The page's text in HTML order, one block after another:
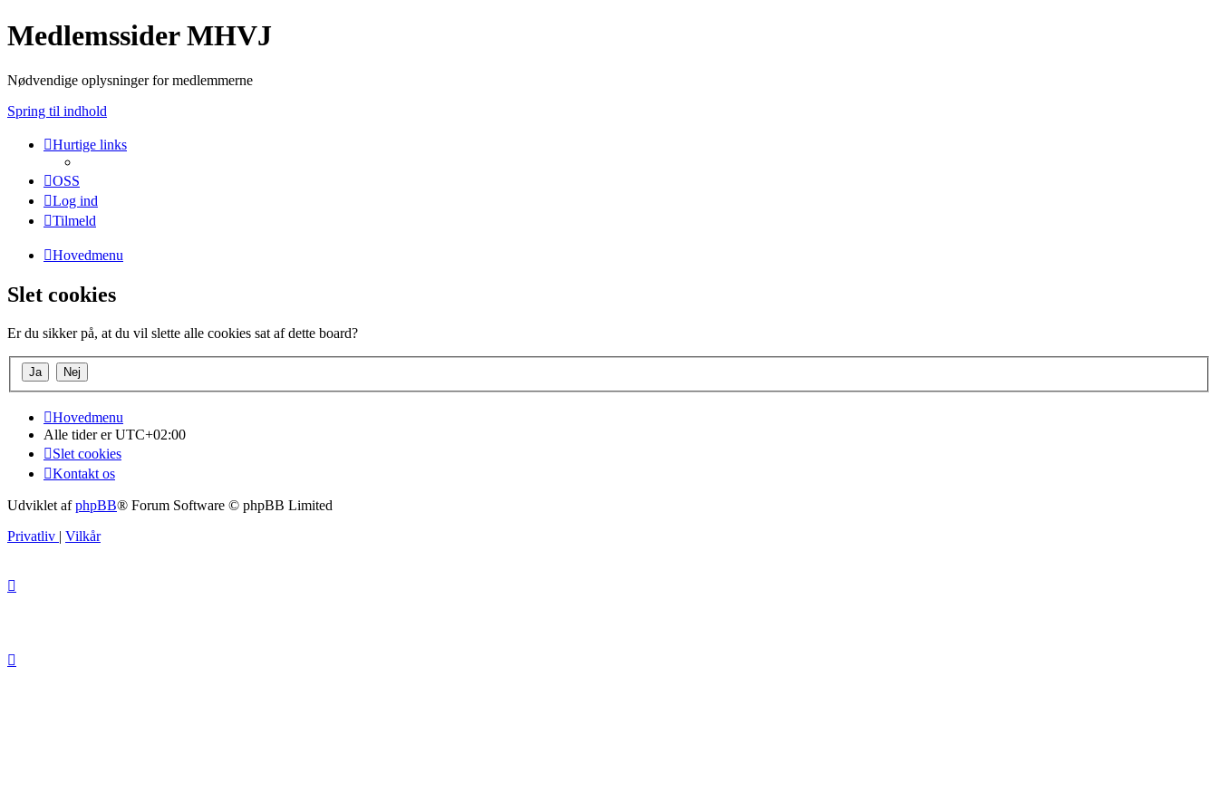
Medlemssider MHVJ
Nødvendige oplysninger for medlemmerne
Spring til indhold
Hurtige links
OSS
Log ind
Tilmeld
Hovedmenu
Slet cookies
Er du sikker på, at du vil slette alle cookies sat af dette board?
Hovedmenu
Alle tider erUTC+02:00
Slet cookies
Kontakt os
Udviklet afphpBB® Forum Software © phpBB Limited
Privatliv | Vilkår